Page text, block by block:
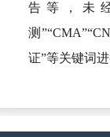
告等，未
测
证”等关键词